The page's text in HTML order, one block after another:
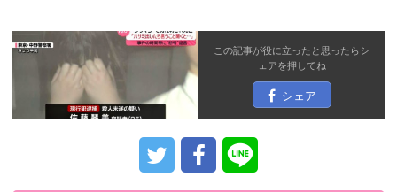
この記事が役に立ったと思ったらシ
ェアを押してね
シェア